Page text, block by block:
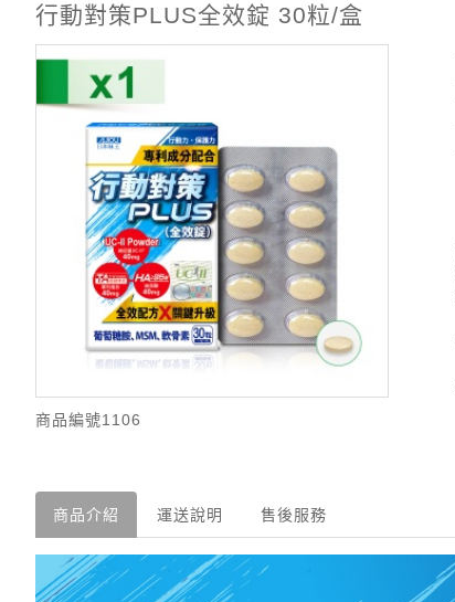
行動對策PLUS全效錠 30粒/盒
商品編號1106
商品介紹 運送說明 售後服務